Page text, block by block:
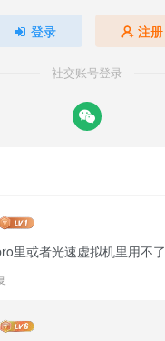
登录 注册
社交账号登录
里或者光速虚拟机里用不了